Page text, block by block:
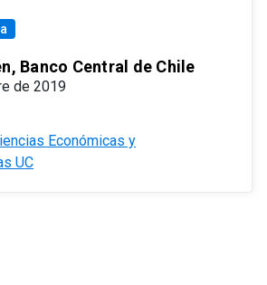
Banco Central de Chile
de 2019
Económicas y
UC